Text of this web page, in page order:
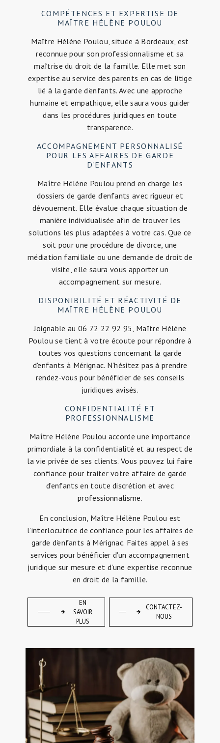
COMPÉTENCES ET EXPERTISE DE
MAÎTRE HÉLÈNE POULOU
Maître Hélène Poulou, située à Bordeaux, est
reconnue pour son professionnalisme et sa
maîtrise du droit de la famille. Elle met son
expertise au service des parents en cas de litige
lié à la garde d'enfants. Avec une approche
humaine et empathique, elle saura vous guider
dans les procédures juridiques en toute
transparence.
ACCOMPAGNEMENT PERSONNALISÉ
POUR LES AFFAIRES DE GARDE
D'ENFANTS
Maître Hélène Poulou prend en charge les
dossiers de garde d'enfants avec rigueur et
dévouement. Elle évalue chaque situation de
manière individualisée afin de trouver les
solutions les plus adaptées à votre cas. Que ce
soit pour une procédure de divorce, une
médiation familiale ou une demande de droit de
visite, elle saura vous apporter un
accompagnement sur mesure.
DISPONIBILITÉ ET RÉACTIVITÉ DE
MAÎTRE HÉLÈNE POULOU
Joignable au 06 72 22 92 95, Maître Hélène
Poulou se tient à votre écoute pour répondre à
toutes vos questions concernant la garde
d'enfants à Mérignac. N'hésitez pas à prendre
rendez-vous pour bénéficier de ses conseils
juridiques avisés.
CONFIDENTIALITÉ ET
PROFESSIONNALISME
Maître Hélène Poulou accorde une importance
primordiale à la confidentialité et au respect de
la vie privée de ses clients. Vous pouvez lui faire
confiance pour traiter votre affaire de garde
d'enfants en toute discrétion et avec
professionnalisme.
En conclusion, Maître Hélène Poulou est
l'interlocutrice de confiance pour les affaires de
garde d'enfants à Mérignac. Faites appel à ses
services pour bénéficier d'un accompagnement
juridique sur mesure et d'une expertise reconnue
en droit de la famille.
EN
SAVOIR
PLUS
CONTACTEZ-
NOUS